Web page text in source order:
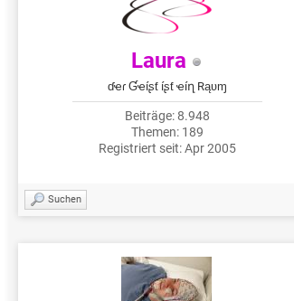
Laura
ɗҽɾ Ɠҽíʂƭ íʂƭ ҽíղ Rąʋɱ
Beiträge: 8.948
Themen: 189
Registriert seit: Apr 2005
Suchen